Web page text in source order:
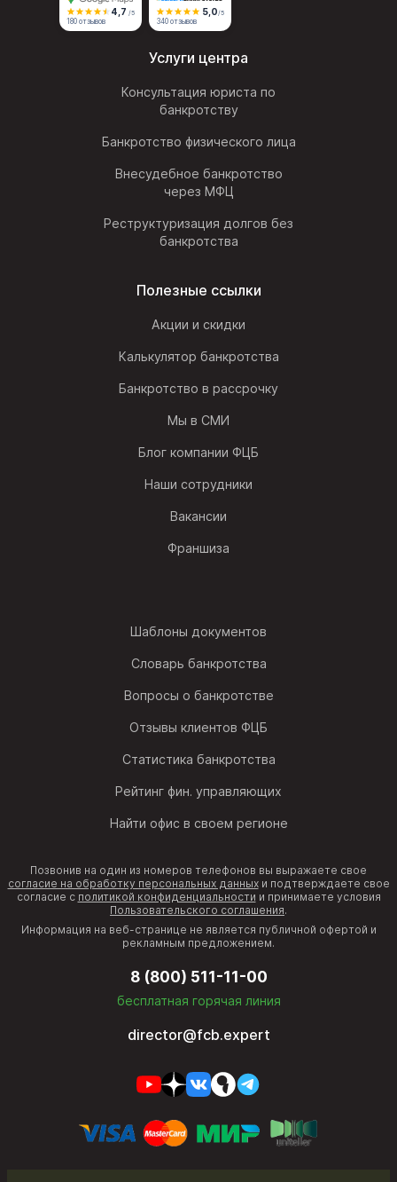
4,7 /5
180 отзывов
5,0/5
340 отзывов
Услуги центра
Консультация юриста по
банкротству
Банкротство физического лица
Внесудебное банкротство
через МФЦ
Реструктуризация долгов без
банкротства
Полезные ссылки
Акции и скидки
Калькулятор банкротства
Банкротство в рассрочку
Мы в СМИ
Блог компании ФЦБ
Наши сотрудники
Вакансии
Франшиза
Шаблоны документов
Словарь банкротства
Вопросы о банкротстве
Отзывы клиентов ФЦБ
Статистика банкротства
Рейтинг фин. управляющих
Найти офис в своем регионе
Позвонив на один из номеров телефонов вы выражаете свое
согласие на обработку персональных данныхи подтверждаете свое
согласие с политикой конфиденциальности и принимаете условия
Пользовательского соглашения.
Информация на веб-странице не является публичной офертой и
рекламным предложением.
8 (800) 511-11-00
бесплатная горячая линия
director@fcb.expert